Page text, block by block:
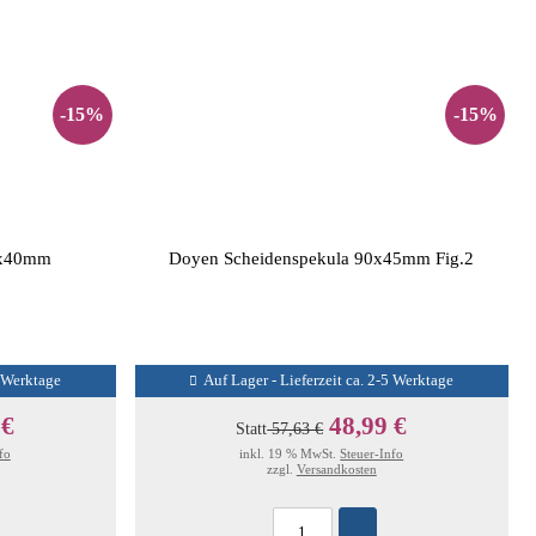
-15% -15%
Doyen Scheidenspekula 90x45mm Fig.2
Auf Lager - Lieferzeit ca. 2-5 Werktage
Statt57,63 € 48,99 €
inkl. 19 % MwSt.Steuer-Info
zzgl. Versandkosten